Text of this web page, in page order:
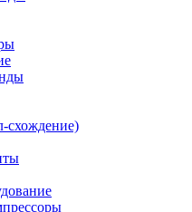
схождение)